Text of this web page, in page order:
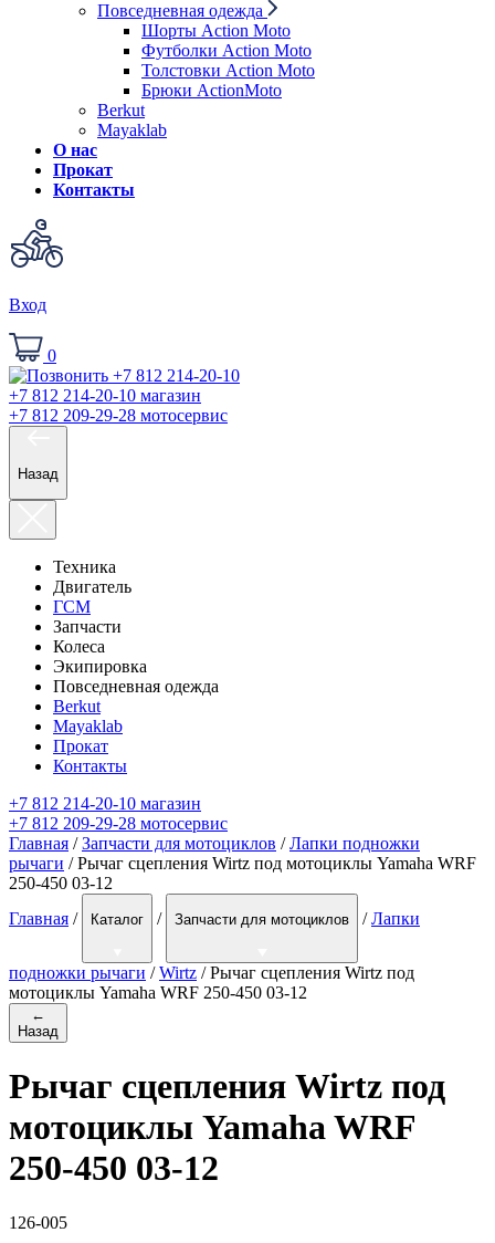
Повседневная одежда
Шорты Action Moto
Футболки Action Moto
Толстовки Action Moto
Брюки ActionMoto
Berkut
Mayaklab
О нас
Прокат
Контакты
Вход
0
+7 812 214-20-10 магазин
+7 812 209-29-28 мотосервис
Назад
Техника
Двигатель
ГСМ
Запчасти
Колеса
Экипировка
Повседневная одежда
Berkut
Mayaklab
Прокат
Контакты
+7 812 214-20-10 магазин
+7 812 209-29-28 мотосервис
Главная /Запчасти для мотоциклов /Лапки подножки
рычаги / Рычаг сцепления Wirtz под мотоциклы Yamaha WRF
250-450 03-12
Главная / Каталог / Запчасти для мотоциклов / Лапки
подножки рычаги / Wirtz / Рычаг сцепления Wirtz под
мотоциклы Yamaha WRF 250-450 03-12
←
Назад
Рычаг сцепления Wirtz под
мотоциклы Yamaha WRF
250-450 03-12
126-005